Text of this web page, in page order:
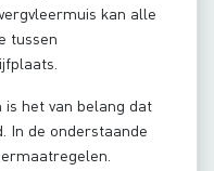
kan alle
tussen
het van belang dat
In de onderstaande